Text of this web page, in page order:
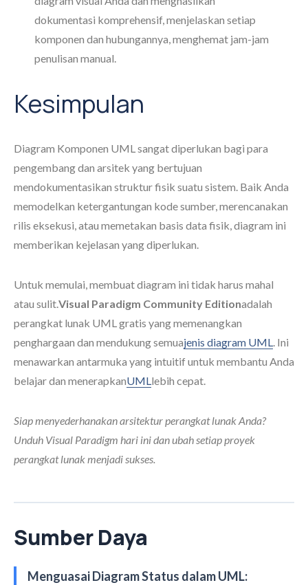
dokumentasi komprehensif, menjelaskan setiap
komponen dan hubungannya, menghemat jam-jam
penulisan manual.
Kesimpulan
Diagram Komponen UML sangat diperlukan bagi para
pengembang dan arsitek yang bertujuan
mendokumentasikan struktur fisik suatu sistem. Baik Anda
memodelkan ketergantungan kode sumber, merencanakan
rilis eksekusi, atau memetakan basis data fisik, diagram ini
memberikan kejelasan yang diperlukan.
Untuk memulai, membuat diagram ini tidak harus mahal
atau sulit.Visual Paradigm Community Editionadalah
perangkat lunak UML gratis yang memenangkan
penghargaan dan mendukung semuajenis diagram UML . Ini
menawarkan antarmuka yang intuitif untuk membantu Anda
belajar dan menerapkanUML lebih cepat.
Siap menyederhanakan arsitektur perangkat lunak Anda?
Unduh Visual Paradigm hari ini dan ubah setiap proyek
perangkat lunak menjadi sukses.
Sumber Daya
Menguasai Diagram Status dalam UML: